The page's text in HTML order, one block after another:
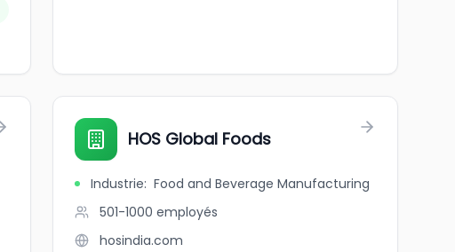
HOS Global Foods
Industrie: Food and Beverage Manufacturing
501-1000 employés
hosindia.com